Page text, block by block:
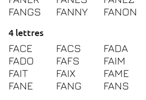
FANGS
FANNY FANON
4 lettres
FACE FACS FADA
FADO
FAFS FAIM
FAIT
FAIX FAME
FANE
FANG FANS